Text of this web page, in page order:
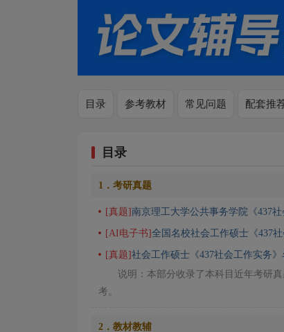
目录 参考教材 常见问题 配套推
目录
1．考研真题
[真题]南京理工大学公共事务学院《437
[AI电子书]全国名校社会工作硕士《437
[真题]社会工作硕士《437社会工作实务
说明：本部分收录了本科目近年考研
考。
2．教材教辅